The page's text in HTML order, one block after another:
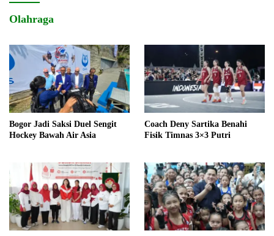
Olahraga
Bogor Jadi Saksi Duel Sengit
Hockey Bawah Air Asia
Coach Deny Sartika Benahi
Fisik Timnas 3×3 Putri